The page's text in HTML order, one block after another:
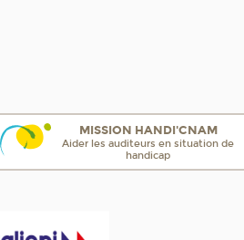
MISSION HANDI'CNAM
Aider les auditeurs en situation de
handicap